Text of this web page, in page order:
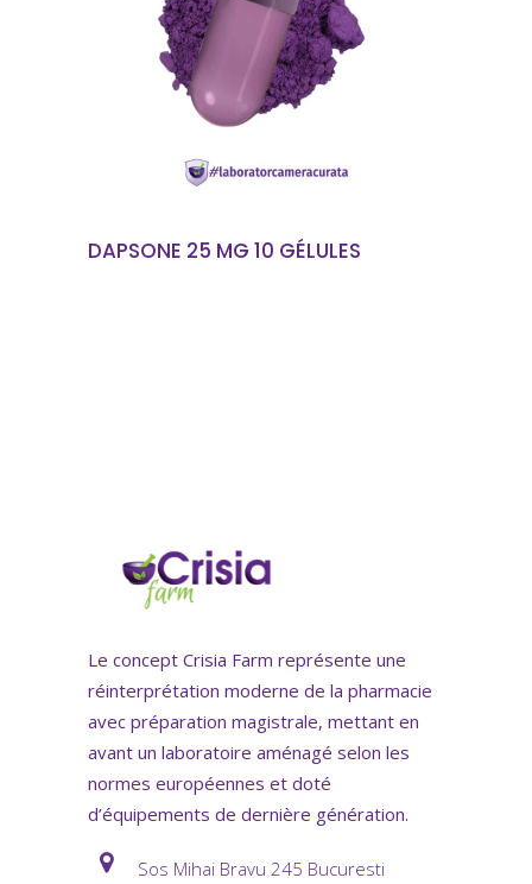
EN SAVOIR PLUS
DAPSONE 25 MG 10 GÉLULES
Le concept Crisia Farm représente une
réinterprétation moderne de la pharmacie
avec préparation magistrale, mettant en
avant un laboratoire aménagé selon les
normes européennes et doté
d’équipements de dernière génération.
Sos Mihai Bravu 245 Bucuresti